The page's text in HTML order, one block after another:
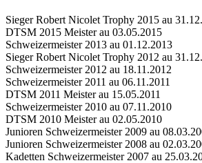
Sieger Robert Nicolet Trophy 2015 au
DTSM 2015 Meister au 03.05.2015
Schweizermeister 2013 au 01.12.2013
Sieger Robert Nicolet Trophy 2012 au
Schweizermeister 2012 au 18.11.2012
Schweizermeister 2011 au 06.11.2011
DTSM 2011 Meister au 15.05.2011
Schweizermeister 2010 au 07.11.2010
DTSM 2010 Meister au 02.05.2010
Junioren Schweizermeister 2009 au
Junioren Schweizermeister 2008 au
Kadetten Schweizermeister 2007 au